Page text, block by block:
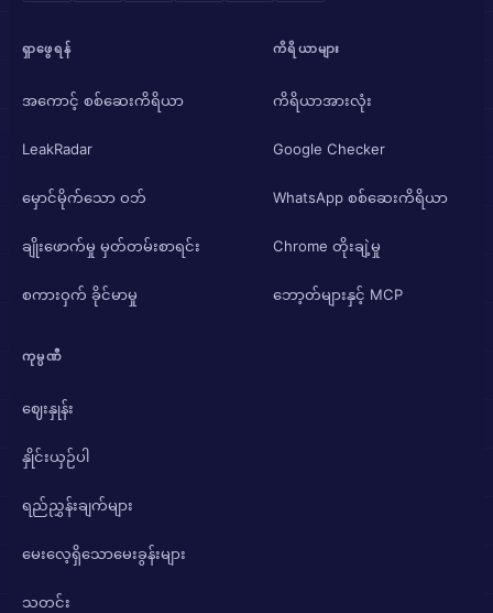
ရှာဖွေရန်
အကောင့် စစ်ဆေးကိရိယာ
LeakRadar
မှောင်မိုက်သော ဝဘ်
ချိုးဖောက်မှု မှတ်တမ်းစာရင်း
စကားဝှက် ခိုင်မာမှု
ကိရိယာများ
ကိရိယာအားလုံး
Google Checker
WhatsApp စစ်ဆေးကိရိယာ
Chrome တိုးချဲ့မှု
ဘော့တ်များနှင့် MCP
ကုမ္ပဏီ
ဈေးနှုန်း
နှိုင်းယှဉ်ပါ
ရည်ညွှန်းချက်များ
မေးလေ့ရှိသောမေးခွန်းများ
သတင်း